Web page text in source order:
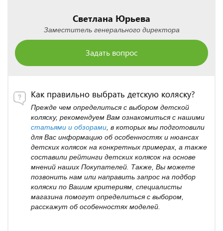
Светлана Юрьева
Заместитель генерального директора
Задать вопрос
Как правильно выбрать детскую коляску?
Прежде чем определиться с выбором детской
коляску, рекомендуем Вам ознакомиться с нашими
статьями и обзорами , в которых мы подготовили
для Вас информацию об особенностях и нюансах
детских колясок на конкретных примерах, а также
составили рейтинги детских колясок на основе
мнений наших Покупателей. Также, Вы можете
позвонить нам или направить запрос на подбор
коляски по Вашим критериям, специалисты
магазина помогут определиться с выбором,
расскажут об особенностях моделей.